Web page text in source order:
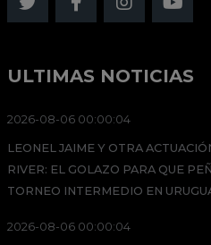
ULTIMAS NOTICIAS
2026-08-06 00:00:04
LEONEL JAIME Y OTRA
RIVER: EL GOLAZO PARA QUE
TORNEO INTERMEDIO EN
2026-08-06 00:00:04